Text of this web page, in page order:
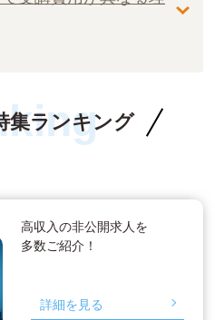
集ランキング
高収入の非公開求人を
多数ご紹介！
詳細を見る